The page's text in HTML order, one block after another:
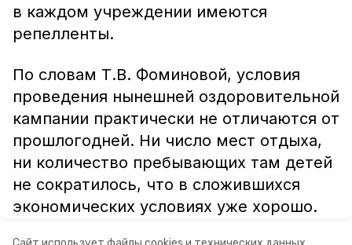
в каждом учреждении имеются
репелленты.
По словам Т.В. Фоминовой, условия
проведения нынешней оздоровительной
кампании практически не отличаются от
прошлогодней. Ни число мест отдыха,
ни количество пребывающих там детей
не сократилось, что в сложившихся
экономических условиях уже хорошо.